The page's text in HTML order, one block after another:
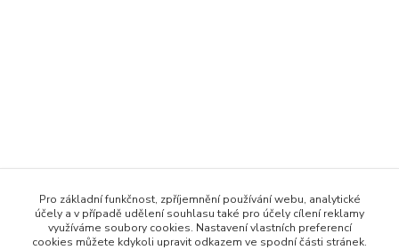
Pro základní funkčnost, zpříjemnění používání webu, analytické
účely a v případě udělení souhlasu také pro účely cílení reklamy
využíváme soubory cookies. Nastavení vlastních preferencí
cookies můžete kdykoli upravit odkazem ve spodní části stránek.